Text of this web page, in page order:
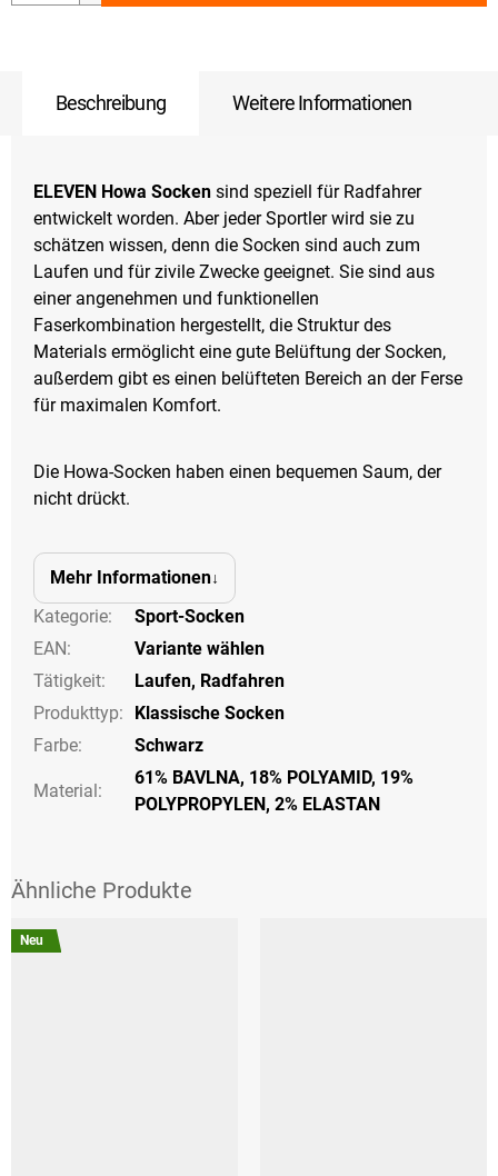
Beschreibung Weitere Informationen
ELEVEN Howa Socken sind speziell für Radfahrer
entwickelt worden. Aber jeder Sportler wird sie zu
schätzen wissen, denn die Socken sind auch zum
Laufen und für zivile Zwecke geeignet. Sie sind aus
einer angenehmen und funktionellen
Faserkombination hergestellt, die Struktur des
Materials ermöglicht eine gute Belüftung der Socken,
außerdem gibt es einen belüfteten Bereich an der Ferse
für maximalen Komfort.
Die Howa-Socken haben einen bequemen Saum, der
nicht drückt.
Mehr Informationen
Kategorie:
Sport-Socken
EAN:
Variante wählen
Tätigkeit: Laufen, Radfahren
Produkttyp:
Klassische Socken
Farbe: Schwarz
Material:
61% BAVLNA, 18% POLYAMID, 19%
POLYPROPYLEN, 2% ELASTAN
Neu